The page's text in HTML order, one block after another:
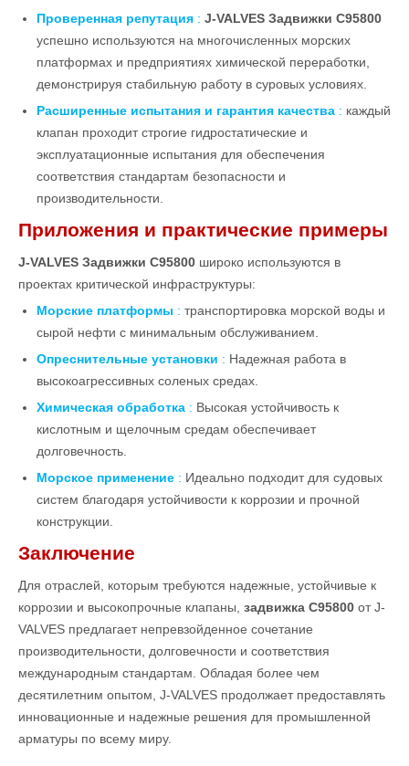
Проверенная репутация : J-VALVES Задвижки C95800
успешно используются на многочисленных морских
платформах и предприятиях химической переработки,
демонстрируя стабильную работу в суровых условиях.
Расширенные испытания и гарантия качества : каждый
клапан проходит строгие гидростатические и
эксплуатационные испытания для обеспечения
соответствия стандартам безопасности и
производительности.
Приложения и практические примеры
J-VALVES Задвижки C95800 широко используются в
проектах критической инфраструктуры:
Морские платформы : транспортировка морской воды и
сырой нефти с минимальным обслуживанием.
Опреснительные установки : Надежная работа в
высокоагрессивных соленых средах.
Химическая обработка : Высокая устойчивость к
кислотным и щелочным средам обеспечивает
долговечность.
Морское применение : Идеально подходит для судовых
систем благодаря устойчивости к коррозии и прочной
конструкции.
Заключение
Для отраслей, которым требуются надежные, устойчивые к
коррозии и высокопрочные клапаны, задвижка C95800 от J-
VALVES предлагает непревзойденное сочетание
производительности, долговечности и соответствия
международным стандартам. Обладая более чем
десятилетним опытом, J-VALVES продолжает предоставлять
инновационные и надежные решения для промышленной
арматуры по всему миру.